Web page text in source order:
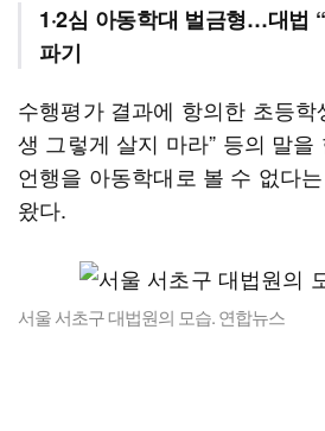
1·2심 아동학대 벌금형…대법
파기
수행평가 결과에 항의한 초등학
생 그렇게 살지 마라” 등의 말
언행을 아동학대로 볼 수 없다
왔다.
서울 서초구 대법원의 모습. 연합뉴스